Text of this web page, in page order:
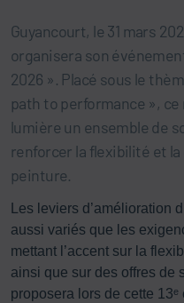
Guyancourt, le 31 mars
organisera son
2026 ». Placé sous le
path to performance »,
lumière un ensemble de
renforcer la flexibilité et
peinture.
Les leviers d’amélioration
aussi variés que les
mettant l’accent sur la
ainsi que sur des offres de
proposera lors de cette